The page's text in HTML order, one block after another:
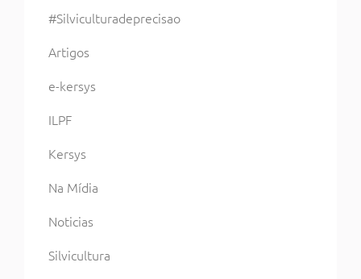
#Silviculturadeprecisao
Artigos
e-kersys
ILPF
Kersys
Na Mídia
Noticias
Silvicultura